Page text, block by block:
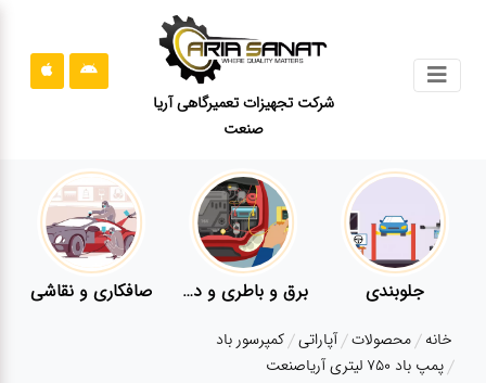
شرکت تجهیزات تعمیرگاهی آریا
صنعت
قوانین
سایت
ارتباط
درباره
ما
صافکاری و نقاشی کارواش لوازم یدکی
خانه محصولات آپاراتی کمپرسور باد
پمپ باد ۷۵۰ لیتری آریاصنعت